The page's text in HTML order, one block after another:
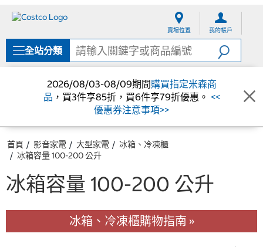
單
賣場位置 我的帳戶
全站分類
2026/08/03-08/09期間購買指定米森商
品 ，買3件享85折，買6件享79折優惠。 <<
優惠券注意事項>>
首頁 影音家電 大型家電
冰箱、冷凍櫃
冰箱容量 100-200 公升
冰箱容量 100-200 公升
冰箱、冷凍櫃購物指南 »